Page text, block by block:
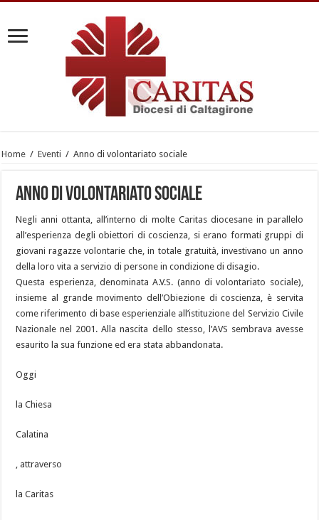
Home / Eventi / Anno di volontariato sociale
Anno di volontariato sociale
Negli anni ottanta, all’interno di molte Caritas diocesane in parallelo
all’esperienza degli obiettori di coscienza, si erano formati gruppi di
giovani ragazze volontarie che, in totale gratuità, investivano un anno
della loro vita a servizio di persone in condizione di disagio.
Questa esperienza, denominata A.V.S. (anno di volontariato sociale),
insieme al grande movimento dell’Obiezione di coscienza, è servita
come riferimento di base esperienziale all’istituzione del Servizio Civile
Nazionale nel 2001. Alla nascita dello stesso, l’AVS sembrava avesse
esaurito la sua funzione ed era stata abbandonata.
Oggi
la Chiesa
Calatina
, attraverso
la Caritas